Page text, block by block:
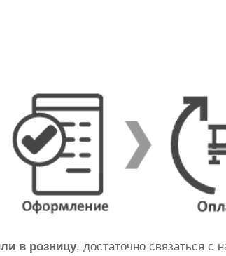
в розницу, достаточно связаться с